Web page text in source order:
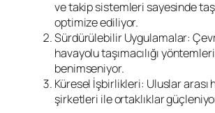
ve takip sistemleri sayesinde
optimize ediliyor.
Sürdürülebilir Uygulamalar:
havayolu taşımacılığı yöntemleri
benimseniyor.
Küresel İşbirlikleri: Uluslar arası
şirketleri ile ortaklıklar